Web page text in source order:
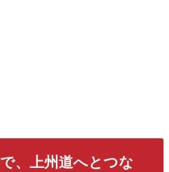
で、上州道へとつな